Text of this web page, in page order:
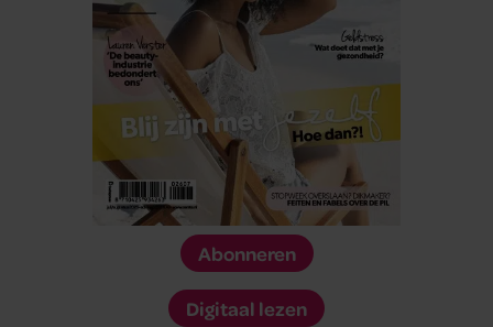
Abonneren
Digitaal lezen